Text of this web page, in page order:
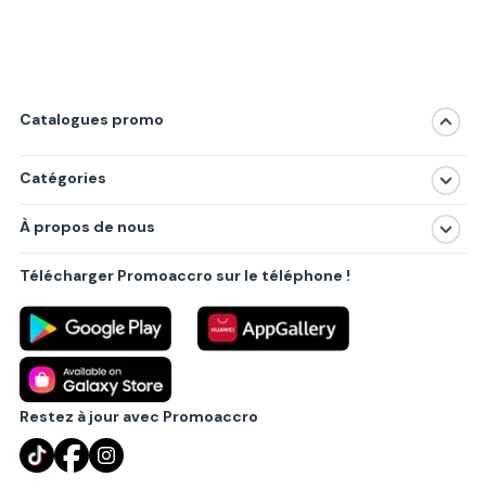
Catalogues promo
Catégories
Produits
Villes principales
À propos de nous
Politique de confidentialité
Règlements
Partenariat B2B
Blog
Contact
Télécharger Promoaccro sur le téléphone !
Restez à jour avec Promoaccro